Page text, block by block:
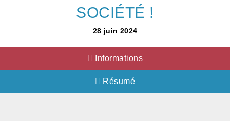
SOCIÉTÉ !
28 juin 2024
Informations
Résumé